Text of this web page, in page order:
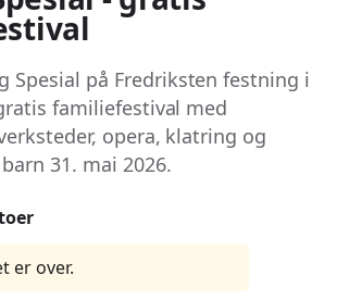
Spesial på Fredriksten festning i
familiefestival med
opera, klatring og
31. mai 2026.
er over.